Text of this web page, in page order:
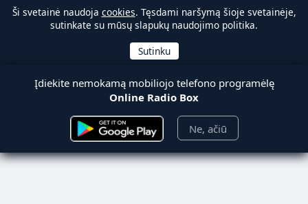
Ši svetainė naudoja cookies. Tęsdami naršymą šioje svetainėje,
sutinkate su mūsų slapukų naudojimo politika.
Įdiekite nemokamą mobiliojo telefono programėlę
Online Radio Box
Ne, ačiū